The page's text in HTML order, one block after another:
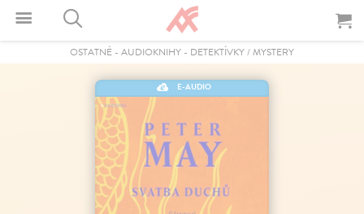
OSTATNÉ - AUDIOKNIHY - DETEKTÍVKY / MYSTERY
E-AUDIO